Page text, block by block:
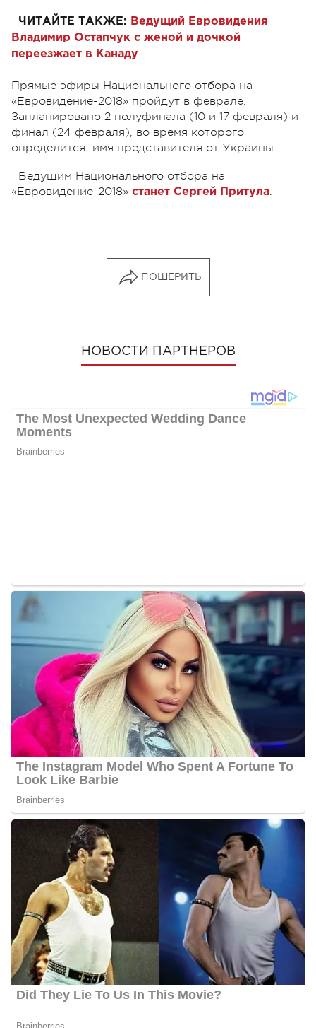
ЧИТАЙТЕ ТАКЖЕ: Ведущий Евровидения
Владимир Остапчук с женой и дочкой
переезжает в Канаду
Прямые эфиры Национального отбора на
«Евровидение-2018» пройдут в феврале.
Запланировано 2 полуфинала (10 и 17 февраля) и
финал (24 февраля), во время которого
определится имя представителя от Украины.
Ведущим Национального отбора на
«Евровидение-2018» станет Сергей Притула.
ПОШЕРИТЬ
НОВОСТИ ПАРТНЕРОВ